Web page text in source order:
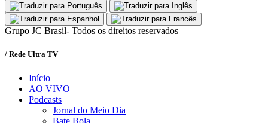
Grupo JC Brasil- Todos os direitos reservados
/ Rede Ultra TV
Início
AO VIVO
Podcasts
Jornal do Meio Dia
Bate Bola